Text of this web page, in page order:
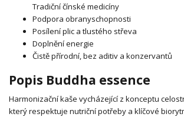
Tradiční čínské medicíny
Podpora obranyschopnosti
Posílení plic a tlustého střeva
Doplnění energie
Čistě přírodní, bez aditiv a konzervantů
Popis Buddha essence
Harmonizační kaše vycházející z konceptu
který respektuje nutriční potřeby a klíčové